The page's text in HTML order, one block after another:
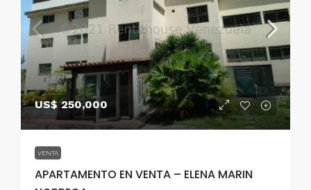
US$ 250,000
VENTA
APARTAMENTO EN VENTA – ELENA MARIN